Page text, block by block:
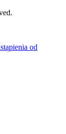
od